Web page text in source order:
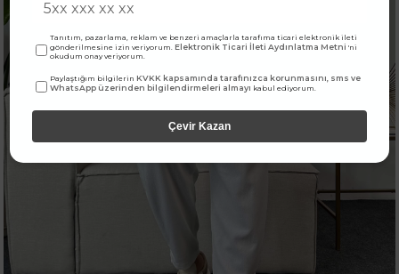
Tanıtım, pazarlama, reklam ve benzeri amaçlarla tarafıma ticari elektronik ileti
gönderilmesine izin veriyorum.Elektronik Ticari İleti Aydınlatma Metni 'ni
okudum onay veriyorum.
Paylaştığım bilgilerinKVKK kapsamında tarafınızca korunmasını, sms ve
WhatsApp üzerinden bilgilendirmeleri almayı kabul ediyorum.
Çevir Kazan